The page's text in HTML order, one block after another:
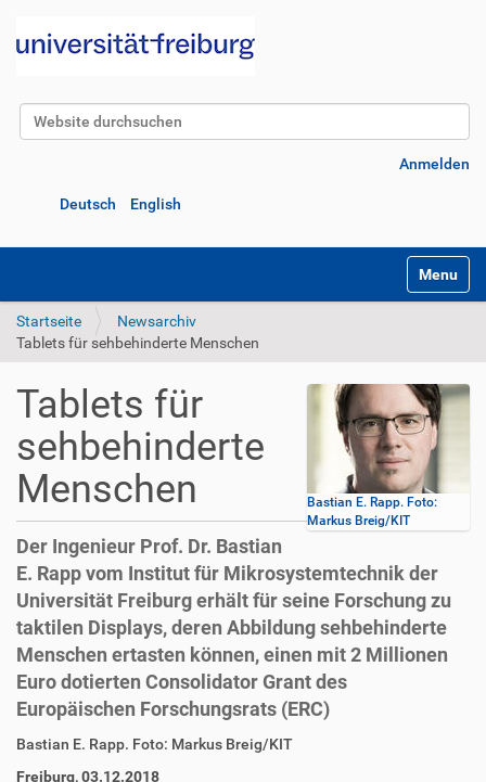
Website durchsuchen
Anmelden
Deutsch English
Startseite
Newsarchiv
Tablets für sehbehinderte Menschen
Bastian E. Rapp. Foto:
Markus Breig/KIT
Tablets für
sehbehinderte
Menschen
Der Ingenieur Prof. Dr. Bastian
E. Rapp vom Institut für Mikrosystemtechnik der
Universität Freiburg erhält für seine Forschung zu
taktilen Displays, deren Abbildung sehbehinderte
Menschen ertasten können, einen mit 2 Millionen
Euro dotierten Consolidator Grant des
Europäischen Forschungsrats (ERC)
D
A
Bastian E. Rapp. Foto: Markus Breig/KIT
Freiburg, 03.12.2018